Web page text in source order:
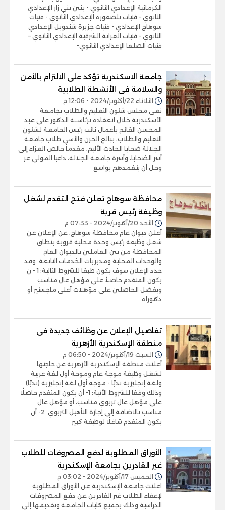
الكرمانية الإعدادي الثانوي - بنين بني زار الإعدادي
الثانوي – فتيات بلصفورة الإعدادي الثانوي - فتيات
سوهاج الإعدادي - فتيات جزيرة شندويل الإعدادي
الثانوي – فتيات العرابة الشرقية الإعدادي الثانوي –
فتيات الصلعا الإعدادي الثانوي-
جامعة الاسكندرية تؤكد على الالتزام بالأمن
والسلامة فى الأنشطة الطلابية
الثلاثاء 22/أكتوبر/2024 - 12:06 م
نعى مجلس شئون التعليم والطلاب بجامعة
الأسكندرية خلال انعقاده برئاســة الدكتور على عبد
المحسن القائم بأعمال نائب رئيس الجامعة لشئون
التعليم والطلاب، ببالغ الحزن والأسى طلاب جامعة
الجلالة ضحايا الحادث الأليم، مقدماً خالص العزاء إلى
أسر الضحايا، وأسرة جامعة الجلالة، داعيا المولى عز
وجل أن يتغمدهم بواسع
محافظة سوهاج تعلن فتح التقدم لشغل
وظيفة رئيس قرية
الأحد 20/أكتوبر/2024 - 07:33 م
أعلن ديوان عام محافظة سوهاج، عن الإعلان عن
شغل وظيفة رئيس وحدة محلية قروية بنطاق
المحافظة من بين العاملين بالديوان العام
والوحدات المحلية ومديريات الخدمات التابعة. وقد
حدد الإعلان سوف يكون طبقا للشروط التالية: 1 - ن
يكون المتقدم حاصلاً على مؤهل عال مناسب
ويفضل الحاصلين على مؤهلات أعلى ماجستير أو
دكتوراه.
تفاصيل الإعلان عن وظائف جديدة فى
منطقة الإسكندرية الأزهرية
السبت 19/أكتوبر/2024 - 06:50 م
أعلنت منطقة الإسكندرية الأزهرية عن حاجتها
لشغل وظيفة موجة عام وموجة أول لغة عربية
ولغة إنجليزية ندبًا - موجه أول لغة إنجليزية (ندبًا).
وذلك وفقا للشروط الأتية: 1- أن يكون المتقدم حاصلًا
على مؤهل عال تربوي مناسب، أو مؤهل عال
مناسب بالاضافة إلى إجازة التأهيل التربوي. 2- أن
يكون المتقدم شاغلًا لوظيفة كبير
الأوراق المطلوبة لدفع المصروفات للطلاب
غير القادرين بجامعة الإسكندرية
الخميس 17/أكتوبر/2024 - 03:02 م
اعلنت جامعة الإسكندرية عن الأوراق المطلوبة
لإعفاء الطلاب غير القادرين عن دفع المصروفات
الدراسية وذلك بجميع كليات الجامعة وتقديمها إلى